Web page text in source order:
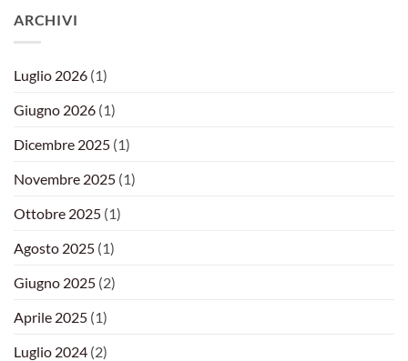
ARCHIVI
Luglio 2026 (1)
Giugno 2026 (1)
Dicembre 2025 (1)
Novembre 2025 (1)
Ottobre 2025 (1)
Agosto 2025 (1)
Giugno 2025 (2)
Aprile 2025 (1)
Luglio 2024 (2)